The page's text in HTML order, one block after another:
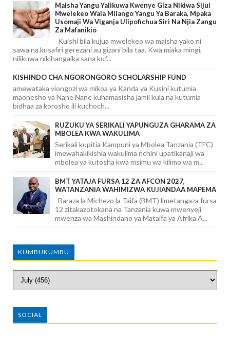
Maisha Yangu Yalikuwa Kwenye Giza Nikiwa Sijui
Mwelekeo Wala Milango Yangu Ya Baraka, Mpaka
Usomaji Wa Viganja Ulipofichua Siri Na Njia Zangu
Za Mafanikio
Kuishi bila kujua mwelekeo wa maisha yako ni
sawa na kusafiri gerezani au gizani bila taa. Kwa miaka mingi,
nilikuwa nikihangaika sana kuf...
KISHINDO CHA NGORONGORO SCHOLARSHIP FUND
amewataka viongozi wa mikoa ya Kanda ya Kusini kutumia
maonesho ya Nane Nane kuhamasisha jamii kula na kutumia
bidhaa za korosho ili kuchoch...
RUZUKU YA SERIKALI YAPUNGUZA GHARAMA ZA
MBOLEA KWA WAKULIMA
Serikali kupitia Kampuni ya Mbolea Tanzania (TFC)
imewahakikishia wakulima nchini upatikanaji wa
mbolea ya kutosha kwa msimu wa kilimo wa m...
BMT YATAJA FURSA 12 ZA AFCON 2027,
WATANZANIA WAHIMIZWA KUJIANDAA MAPEMA
Baraza la Michezo la Taifa (BMT) limetangaza fursa
12 zitakazotokana na Tanzania kuwa mwenyeji
mwenza wa Mashindano ya Mataifa ya Afrika A...
KUMBUKUMBU
SOCIAL